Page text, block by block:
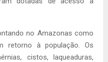
no Amazonas como
retorno à população. Os
cistos, laqueaduras,